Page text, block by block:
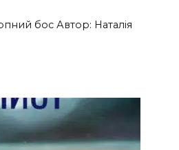
бос Автор: Наталія